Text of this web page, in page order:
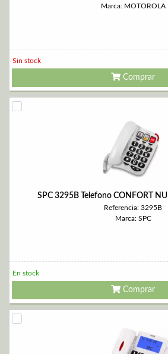
Marca: MOTOROLA
Sin stock
Comprar
SPC 3295B Telefono CONFORT
Referencia: 3295B
Marca: SPC
En stock
Comprar